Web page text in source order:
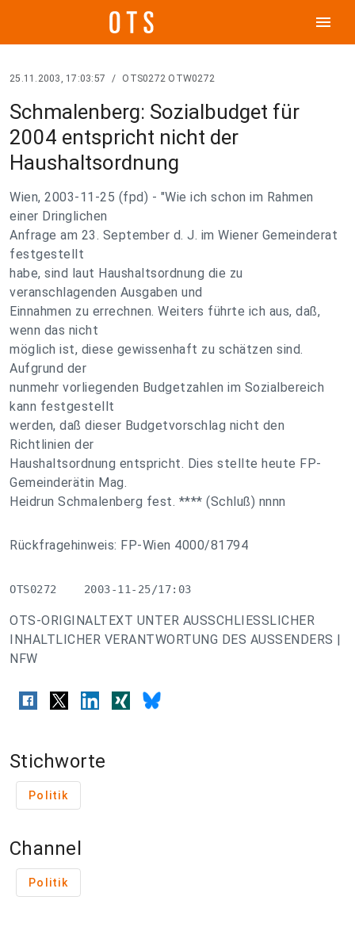
menu
25.11.2003, 17:03:57 / OTS0272 OTW0272
Schmalenberg: Sozialbudget für
2004 entspricht nicht der
Haushaltsordnung
Wien, 2003-11-25 (fpd) - "Wie ich schon im Rahmen
einer Dringlichen
Anfrage am 23. September d. J. im Wiener Gemeinderat
festgestellt
habe, sind laut Haushaltsordnung die zu
veranschlagenden Ausgaben und
Einnahmen zu errechnen. Weiters führte ich aus, daß,
wenn das nicht
möglich ist, diese gewissenhaft zu schätzen sind.
Aufgrund der
nunmehr vorliegenden Budgetzahlen im Sozialbereich
kann festgestellt
werden, daß dieser Budgetvorschlag nicht den
Richtlinien der
Haushaltsordnung entspricht. Dies stellte heute FP-
Gemeinderätin Mag.
Heidrun Schmalenberg fest. **** (Schluß) nnnn
Rückfragehinweis: FP-Wien 4000/81794
OTS0272    2003-11-25/17:03
OTS-ORIGINALTEXT UNTER AUSSCHLIESSLICHER
INHALTLICHER VERANTWORTUNG DES AUSSENDERS |
NFW
Stichworte
Politik
Channel
Politik